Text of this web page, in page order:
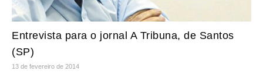
Entrevista para o jornal A Tribuna, de Santos
(SP)
13 de fevereiro de 2014